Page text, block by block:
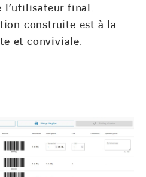
l’utilisateur final.
construite est à la
et conviviale.